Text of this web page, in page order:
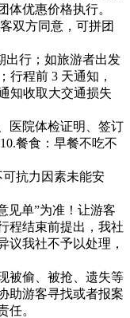
体优惠价格执行。
双方同意，可拼团
出行；如旅游者出发
行程前 3 天通知，
知收取大交通损失
医院体检证明、签订
餐食：早餐不吃不
抗力因素未能安
见单”为准！让游客
程结束前提出，我社
议我社不予以处理，
被偷、被抢、遗失等
助游客寻找或者报案
任。